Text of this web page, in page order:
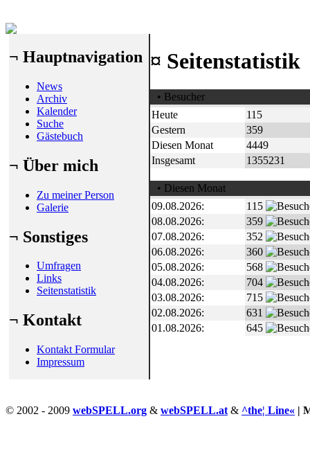
¬ Hauptnavigation
News
Archiv
Kalender
Suche
Gästebuch
¬ Über mich
Zu meiner Person
Galerie
¬ Sonstiges
Umfragen
Links
Seitenstatistik
¬ Kontakt
Kontakt Formular
Impressum
¤ Seitenstatistik
• Besucher
Heute
115
Gestern
359
Diesen Monat
4449
Insgesamt
1355231
• Diesen Monat
09.08.2026:
115
08.08.2026:
359
07.08.2026:
352
06.08.2026:
360
05.08.2026:
568
04.08.2026:
704
03.08.2026:
715
02.08.2026:
631
01.08.2026:
645
© 2002 - 2009 webSPELL.org & webSPELL.at & ^the¦ Line« |